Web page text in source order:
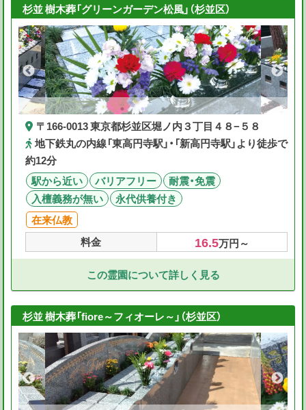
杉並 樹木葬「グリーンガーデン松風」（杉並区）
〒166-0013 東京都杉並区堀ノ内３丁目４８−５８
地下鉄丸の内線「東高円寺駅」・「新高円寺駅」より徒歩で
約12分
駅から近い
バリアフリー
耐震・免震
入檀義務が無い
永代供養付き
在来仏教
料金
16.5万円～
この霊園について詳しく見る
杉並 樹木葬「fiore～フィオーレ～」（杉並区）